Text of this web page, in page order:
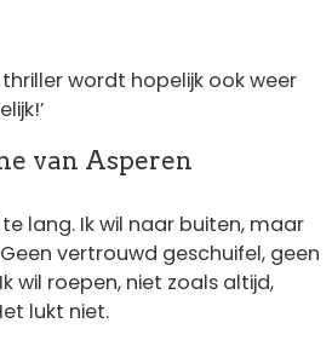
thriller wordt hopelijk ook weer
van Asperen
lang. Ik wil naar buiten, maar
vertrouwd geschuifel, geen
wil roepen, niet zoals altijd,
lukt niet.